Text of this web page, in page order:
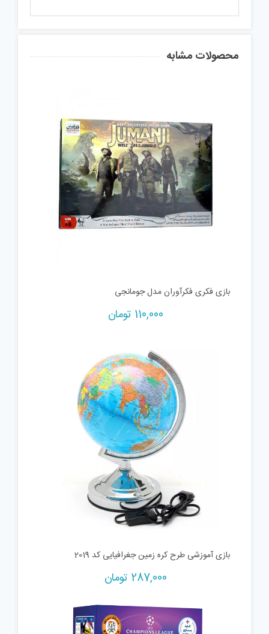
محصولات مشابه
بازی فکری فکرآوران مدل جومانجی
110,000 تومان
بازی آموزشی طرح کره زمین جغرافیایی کد 2019
287,000 تومان